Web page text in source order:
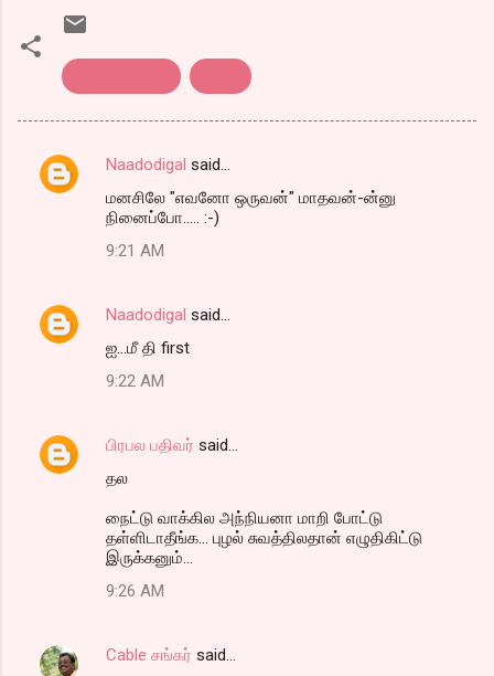
C
n
Naadodigal said…
மனசிலே "எவனோ ஒருவன்" மாதவன்-ன்னு
நினைப்போ..... :-)
9:21 AM
Naadodigal said…
ஐ...மீ தி first
9:22 AM
பிரபல பதிவர் said…
தல‌
நைட்டு வாக்கில அந்நியனா மாறி போட்டு
தள்ளிடாதீங்க... புழல் சுவத்திலதான் எழுதிகிட்டு
இருக்கனும்...
9:26 AM
Cable சங்கர் said…